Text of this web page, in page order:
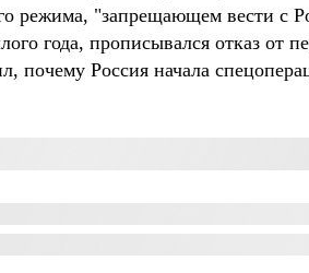
режима, "запрещающем вести с
года, прописывался отказ от
почему Россия начала